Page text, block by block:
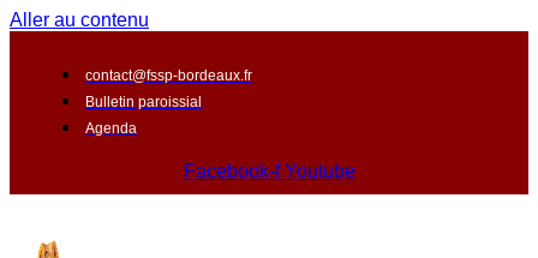
Aller au contenu
contact@fssp-bordeaux.fr
Bulletin paroissial
Agenda
Facebook-f Youtube